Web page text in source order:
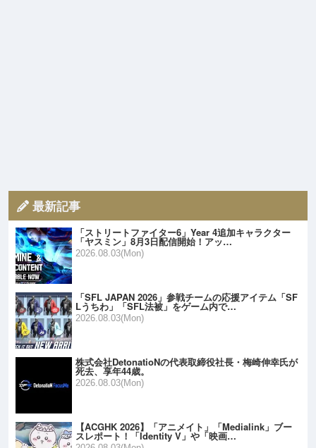
最新記事
「ストリートファイター6」Year 4追加キャラクター
「ヤスミン」8月3日配信開始！アッ…
2026.08.03(Mon)
「SFL JAPAN 2026」参戦チームの応援アイテム「SF
Lうちわ」「SFL法被」をゲーム内で…
2026.08.03(Mon)
株式会社DetonatioNの代表取締役社長・梅崎伸幸氏が
死去、享年44歳。
2026.08.03(Mon)
【ACGHK 2026】「アニメイト」「Medialink」ブー
スレポート！「Identity V」や「映画…